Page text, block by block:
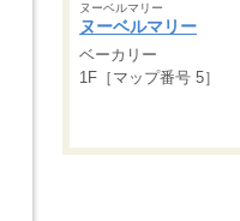
ヌーベルマリー
ヌーベルマリー
ベーカリー
1F［マップ番号 5］